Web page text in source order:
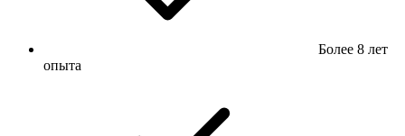
Более 8 лет
опыта